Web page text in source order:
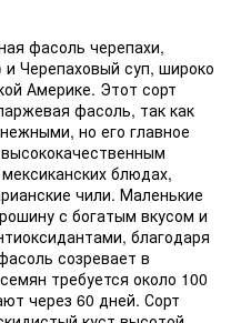
фасоль черепахи,
и Черепаховый суп, широко
Америке. Этот сорт
фасоль, так как
но его главное
блюдах,
чили. Маленькие
с богатым вкусом и
благодаря
созревает в
требуется около 100
через 60 дней. Сорт